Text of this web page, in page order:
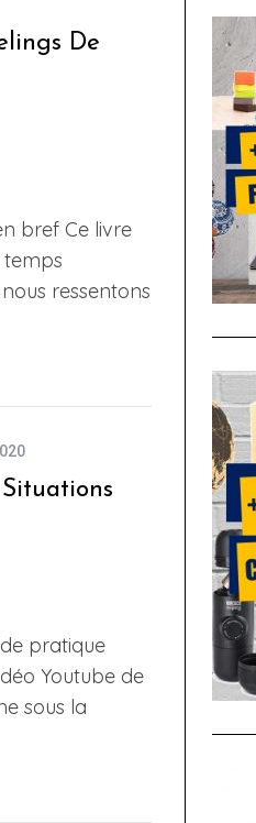
De
bref Ce livre
ressentons
pratique
Youtube de
sous la